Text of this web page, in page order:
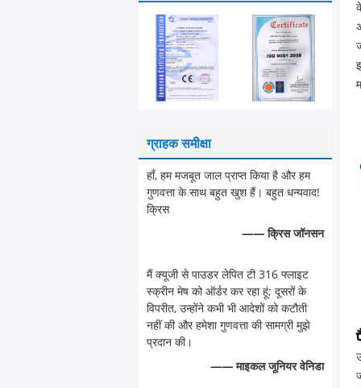
ग्राहक समीक्षा
हाँ, हम मजबूत जाल प्राप्त किया है और हम
गुणवत्ता के साथ बहुत खुश हैं। बहुत धन्यवाद!
क्रिस
—— क्रिस जॉनसन
मैं क्यूजी से पाउडर लेपित टी 316 फ्लाइट
स्क्रीन मेष को ऑर्डर कर रहा हूं; दूसरों के
विपरीत, उन्होंने कभी भी आदेशों को कटौती
नहीं की और हमेशा गुणवत्ता की सामग्री मुझे
प्रदान की।
—— माइकल जूनियर वेनिडा